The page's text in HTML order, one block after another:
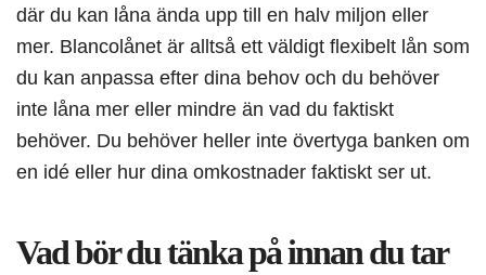
där du kan låna ända upp till en halv miljon eller
mer. Blancolånet är alltså ett väldigt flexibelt lån som
du kan anpassa efter dina behov och du behöver
inte låna mer eller mindre än vad du faktiskt
behöver. Du behöver heller inte övertyga banken om
en idé eller hur dina omkostnader faktiskt ser ut.
Vad bör du tänka på innan du tar